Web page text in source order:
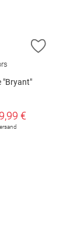
ZUR
"Bryant"
€